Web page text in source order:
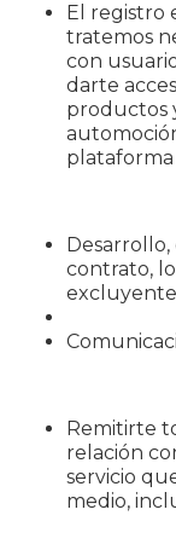
El registro
tratemos
con
darte
productos
plataforma
contrato,
Remitirte
relación
servicio
medio,